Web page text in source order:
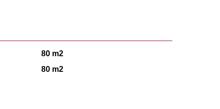
80 m2
80 m2